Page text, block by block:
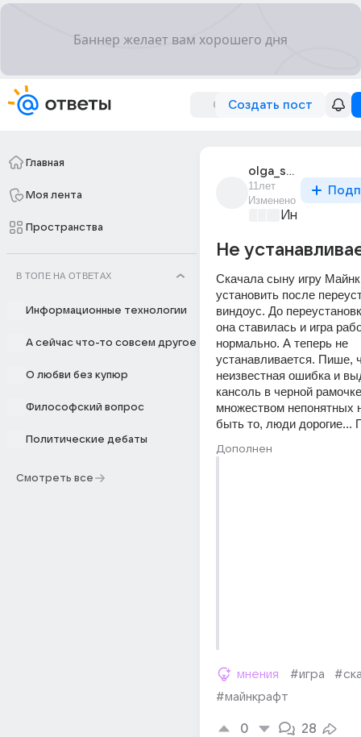
Создать пост
Главная
Моя лента
Пространства
В ТОПЕ НА ОТВЕТАХ
Информационные технологии
А сейчас что-то совсем другое
О любви без купюр
Философский вопрос
Политические дебаты
Смотреть все
olga_sh_196
11лет
Изменено
Не
Скачала сыну игру
установить после
виндоус. До
она ставилась и игра
нормально. А теперь не
устанавливается. Пише,
неизвестная ошибка и
кансоль в черной
множеством непонятных
быть то, люди дорогие...
Дополнен
мнения #игра
#майнкрафт
0 28